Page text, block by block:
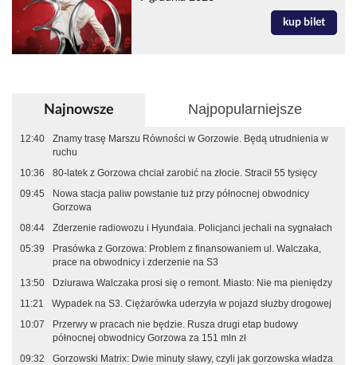
kup bilet
Najnowsze Najpopularniejsze
12:40
Znamy trasę Marszu Równości w Gorzowie. Będą utrudnienia w
ruchu
10:36
80-latek z Gorzowa chciał zarobić na złocie. Stracił 55 tysięcy
09:45
Nowa stacja paliw powstanie tuż przy północnej obwodnicy
Gorzowa
08:44
Zderzenie radiowozu i Hyundaia. Policjanci jechali na sygnałach
05:39
Prasówka z Gorzowa: Problem z finansowaniem ul. Walczaka,
prace na obwodnicy i zderzenie na S3
13:50
Dziurawa Walczaka prosi się o remont. Miasto: Nie ma pieniędzy
11:21
Wypadek na S3. Ciężarówka uderzyła w pojazd służby drogowej
10:07
Przerwy w pracach nie będzie. Rusza drugi etap budowy
północnej obwodnicy Gorzowa za 151 mln zł
09:32
Gorzowski Matrix: Dwie minuty sławy, czyli jak gorzowska władza